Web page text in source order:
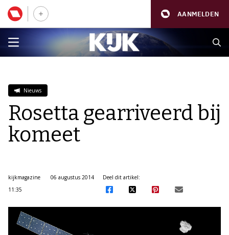
AANMELDEN
Nieuws
Rosetta gearriveerd bij
komeet
kijkmagazine
06 augustus 2014
11:35
Deel dit artikel: